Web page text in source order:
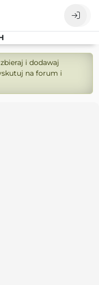
i dodawaj
na forum i